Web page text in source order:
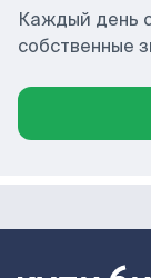
Каждый день
собственные